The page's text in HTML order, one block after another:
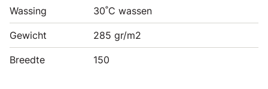
Wassing 30˚C wassen
Gewicht 285 gr/m2
Breedte 150